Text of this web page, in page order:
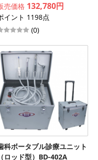
売価格 132,780円
イント 1198点
(0)
科ボータブル診療ユニット
（ロッド型）BD-402A